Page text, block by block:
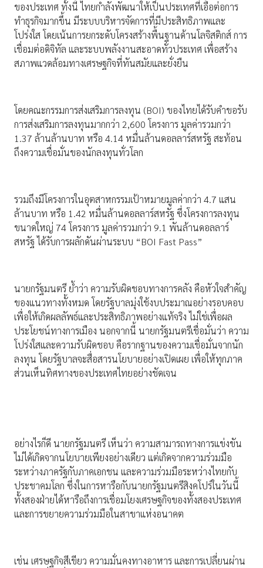
ของประเทศ ทั้งนี้ ไทยกำลังพัฒนาให้เป็นประเทศที่เอื้อต่อการ
ทำธุรกิจมากขึ้น มีระบบบริหารจัดการที่มีประสิทธิภาพและ
โปร่งใส โดยเน้นการยกระดับโครงสร้างพื้นฐานด้านโลจิสติกส์ การ
เชื่อมต่อดิจิทัล และระบบพลังงานสะอาดทั่วประเทศ เพื่อสร้าง
สภาพแวดล้อมทางเศรษฐกิจที่ทันสมัยและยั่งยืน
โดยคณะกรรมการส่งเสริมการลงทุน (BOI) ของไทยได้รับคำขอรับ
การส่งเสริมการลงทุนมากกว่า 2,600 โครงการ มูลค่ารวมกว่า
1.37 ล้านล้านบาท หรือ 4.14 หมื่นล้านดอลลาร์สหรัฐ สะท้อน
ถึงความเชื่อมั่นของนักลงทุนทั่วโลก
รวมถึงมีโครงการในอุตสาหกรรมเป้าหมายมูลค่ากว่า 4.7 แสน
ล้านบาท หรือ 1.42 หมื่นล้านดอลลาร์สหรัฐ ซึ่งโครงการลงทุน
ขนาดใหญ่ 74 โครงการ มูลค่ารวมกว่า 9.1 พันล้านดอลลาร์
สหรัฐ ได้รับการผลักดันผ่านระบบ “BOI Fast Pass”
นายกรัฐมนตรี ย้ำว่า ความรับผิดชอบทางการคลัง คือหัวใจสำคัญ
ของแนวทางทั้งหมด โดยรัฐบาลมุ่งใช้งบประมาณอย่างรอบคอบ
เพื่อให้เกิดผลลัพธ์และประสิทธิภาพอย่างแท้จริง ไม่ใช่เพื่อผล
ประโยชน์ทางการเมือง นอกจากนี้ นายกรัฐมนตรีเชื่อมั่นว่า ความ
โปร่งใสและความรับผิดชอบ คือรากฐานของความเชื่อมั่นจากนัก
ลงทุน โดยรัฐบาลจะสื่อสารนโยบายอย่างเปิดเผย เพื่อให้ทุกภาค
ส่วนเห็นทิศทางของประเทศไทยอย่างชัดเจน
อย่างไรก็ดี นายกรัฐมนตรี เห็นว่า ความสามารถทางการแข่งขัน
ไม่ได้เกิดจากนโยบายเพียงอย่างเดียว แต่เกิดจากความร่วมมือ
ระหว่างภาครัฐกับภาคเอกชน และความร่วมมือระหว่างไทยกับ
ประชาคมโลก ซึ่งในการหารือกับนายกรัฐมนตรีสิงคโปร์ในวันนี้
ทั้งสองฝ่ายได้หารือถึงการเชื่อมโยงเศรษฐกิจของทั้งสองประเทศ
และการขยายความร่วมมือในสาขาแห่งอนาคต
เช่น เศรษฐกิจสีเขียว ความมั่นคงทางอาหาร และการเปลี่ยนผ่าน